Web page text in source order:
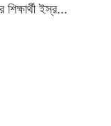
ইস্র…